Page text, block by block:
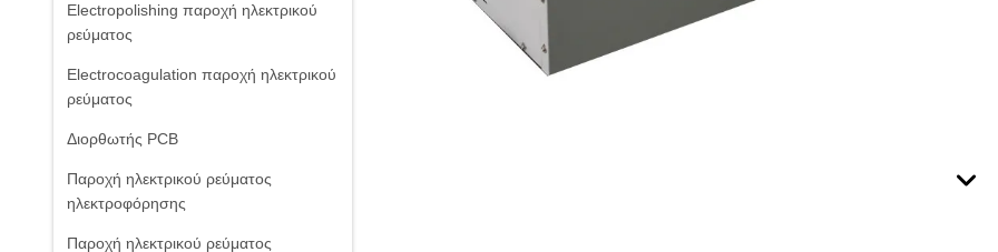
Electropolishing παροχή ηλεκτρικού
ρεύματος
Electrocoagulation παροχή ηλεκτρικού
ρεύματος
Διορθωτής PCB
Παροχή ηλεκτρικού ρεύματος
ηλεκτροφόρησης
Παροχή ηλεκτρικού ρεύματος